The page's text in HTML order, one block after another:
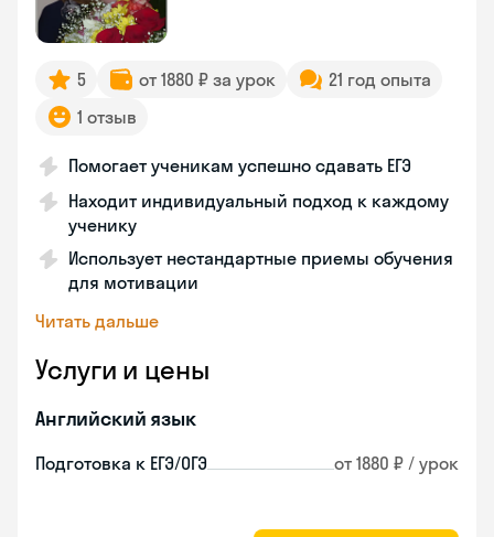
5 от 1880 ₽ за урок
21 год опыта
1 отзыв
Помогает ученикам успешно сдавать ЕГЭ
Находит индивидуальный подход к каждому
ученику
Использует нестандартные приемы обучения
для мотивации
Читать дальше
Услуги и цены
Английский язык
Подготовка к ЕГЭ/ОГЭ от 1880 ₽ / урок